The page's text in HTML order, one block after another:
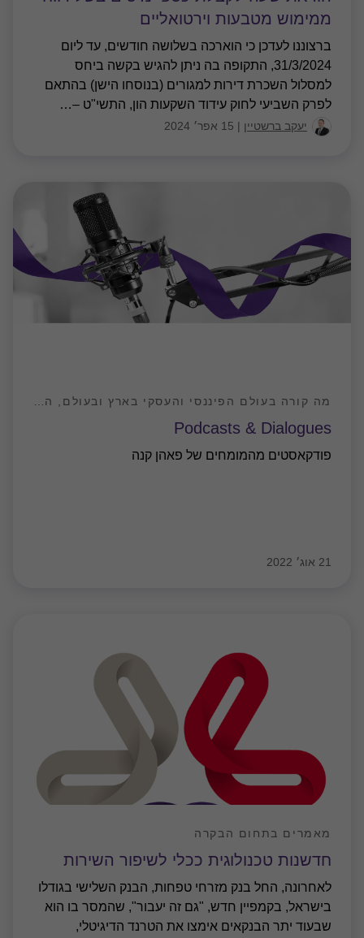
ממימוש מטבעות וירטואליים
ברצוננו לעדכן כי הוארכה בשלושה חודשים, עד ליום
31/3/2024, התקופה בה ניתן להגיש בקשה ביחס
למסלול השכרת דירות למגורים (בנוסחו הישן) בהתאם
לפרק השביעי לחוק עידוד השקעות הון, התשי"ט –…
יעקב ברשטיין | 15 אפר׳ 2024
Podcasts & Dialogues
פודקאסטים מהמומחים של פאהן קנה
21 אוג׳ 2022
חדשנות טכנולוגית ככלי לשיפור השירות
מאמרים בתחום הבקרה
לאחרונה, החל בנק מזרחי טפחות, הבנק השלישי בגודלו
בישראל, בקמפיין חדש, "גם זה יעבור", שהמסר בו הוא
שבעוד יתר הבנקאים אימצו את הטרנד הדיגיטלי,